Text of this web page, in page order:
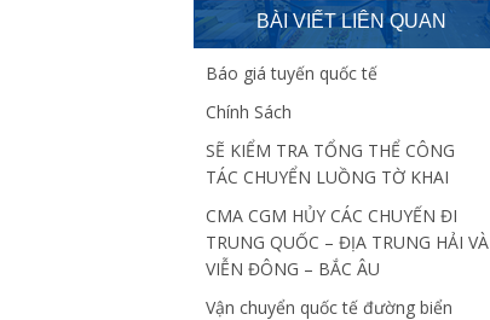
BÀI VIẾT LIÊN QUAN
Báo giá tuyến quốc tế
Chính Sách
SẼ KIỂM TRA TỔNG THỂ CÔNG
TÁC CHUYỂN LUỒNG TỜ KHAI
CMA CGM HỦY CÁC CHUYẾN ĐI
TRUNG QUỐC – ĐỊA TRUNG HẢI VÀ
VIỄN ĐÔNG – BẮC ÂU
Vận chuyển quốc tế đường biển